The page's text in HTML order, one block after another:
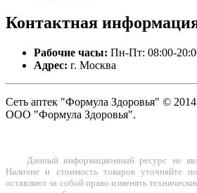
Контактная
Рабочие часы: Пн-Пт: 08:00-
Адрес: г. Москва
Сеть аптек "Формула Здоровья" ©
ООО "Формула Здоровья".
Данный информационный ресурс не
Наличие и стоимость товаров уточняйте
оставляют за собой право изменять